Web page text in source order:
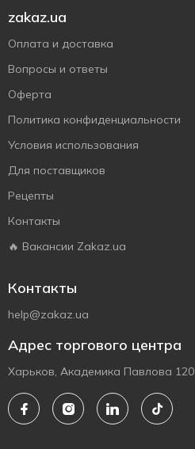
zakaz.ua
Оплата и доставка
Вопросы и ответы
Оферта
Политика конфиденциальности
Условия использования
Для поставщиков
Рецепты
Контакты
🔥 Вакансии Zakaz.ua
Контакты
help@zakaz.ua
Адрес торгового центра
Харьков, Академика Павлова 120